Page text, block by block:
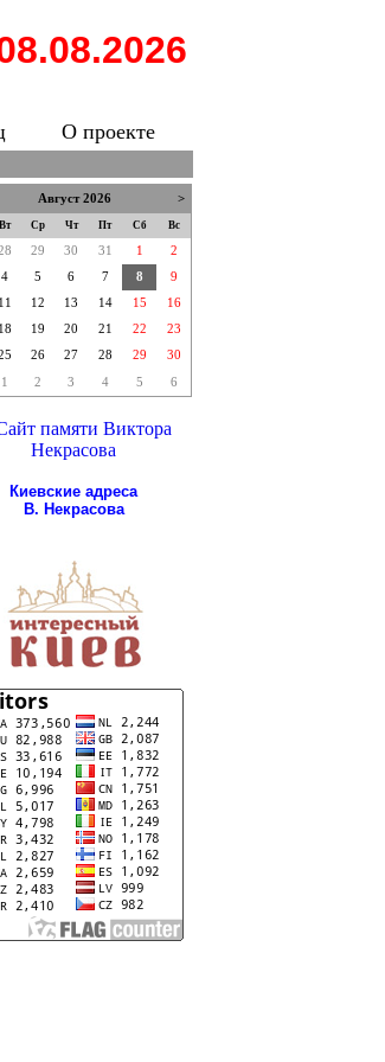
О проекте
Август 2026 >
Вт Ср Чт Пт Сб Вс
29 30 31 1
2
4 5 6 7 8
9
11 12 13 14 15
16
18 19 20 21 22
23
26 27 28 29 30
1 2 3 4 5 6
Киевские адреса
В. Некрасова